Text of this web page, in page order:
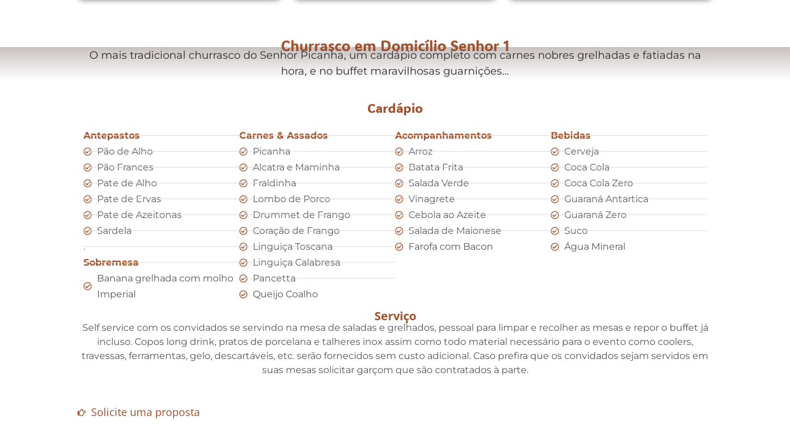
Churrasco em Domicílio Senhor 1
O mais tradicional churrasco do Senhor Picanha, um cardápio completo com carnes nobres grelhadas e fatiadas na
hora, e no buffet maravilhosas guarnições…
Cardápio
Antepastos
Pão de Alho
Pão Frances
Pate de Alho
Pate de Ervas
Pate de Azeitonas
Sardela
.
Sobremesa
Banana grelhada com molho
Imperial
Carnes & Assados
Picanha
Alcatra e Maminha
Fraldinha
Lombo de Porco
Drummet de Frango
Coração de Frango
Linguiça Toscana
Linguiça Calabresa
Pancetta
Queijo Coalho
Acompanhamentos
Arroz
Batata Frita
Salada Verde
Vinagrete
Cebola ao Azeite
Salada de Maionese
Farofa com Bacon
Bebidas
Cerveja
Coca Cola
Coca Cola Zero
Guaraná Antartica
Guaraná Zero
Suco
Água Mineral
Serviço
Self service com os convidados se servindo na mesa de saladas e grelhados, pessoal para limpar e recolher as mesas e repor o buffet já
incluso. Copos long drink, pratos de porcelana e talheres inox assim como todo material necessário para o evento como coolers,
travessas, ferramentas, gelo, descartáveis, etc. serão fornecidos sem custo adicional. Caso prefira que os convidados sejam servidos em
suas mesas solicitar garçom que são contratados à parte.
Solicite uma proposta